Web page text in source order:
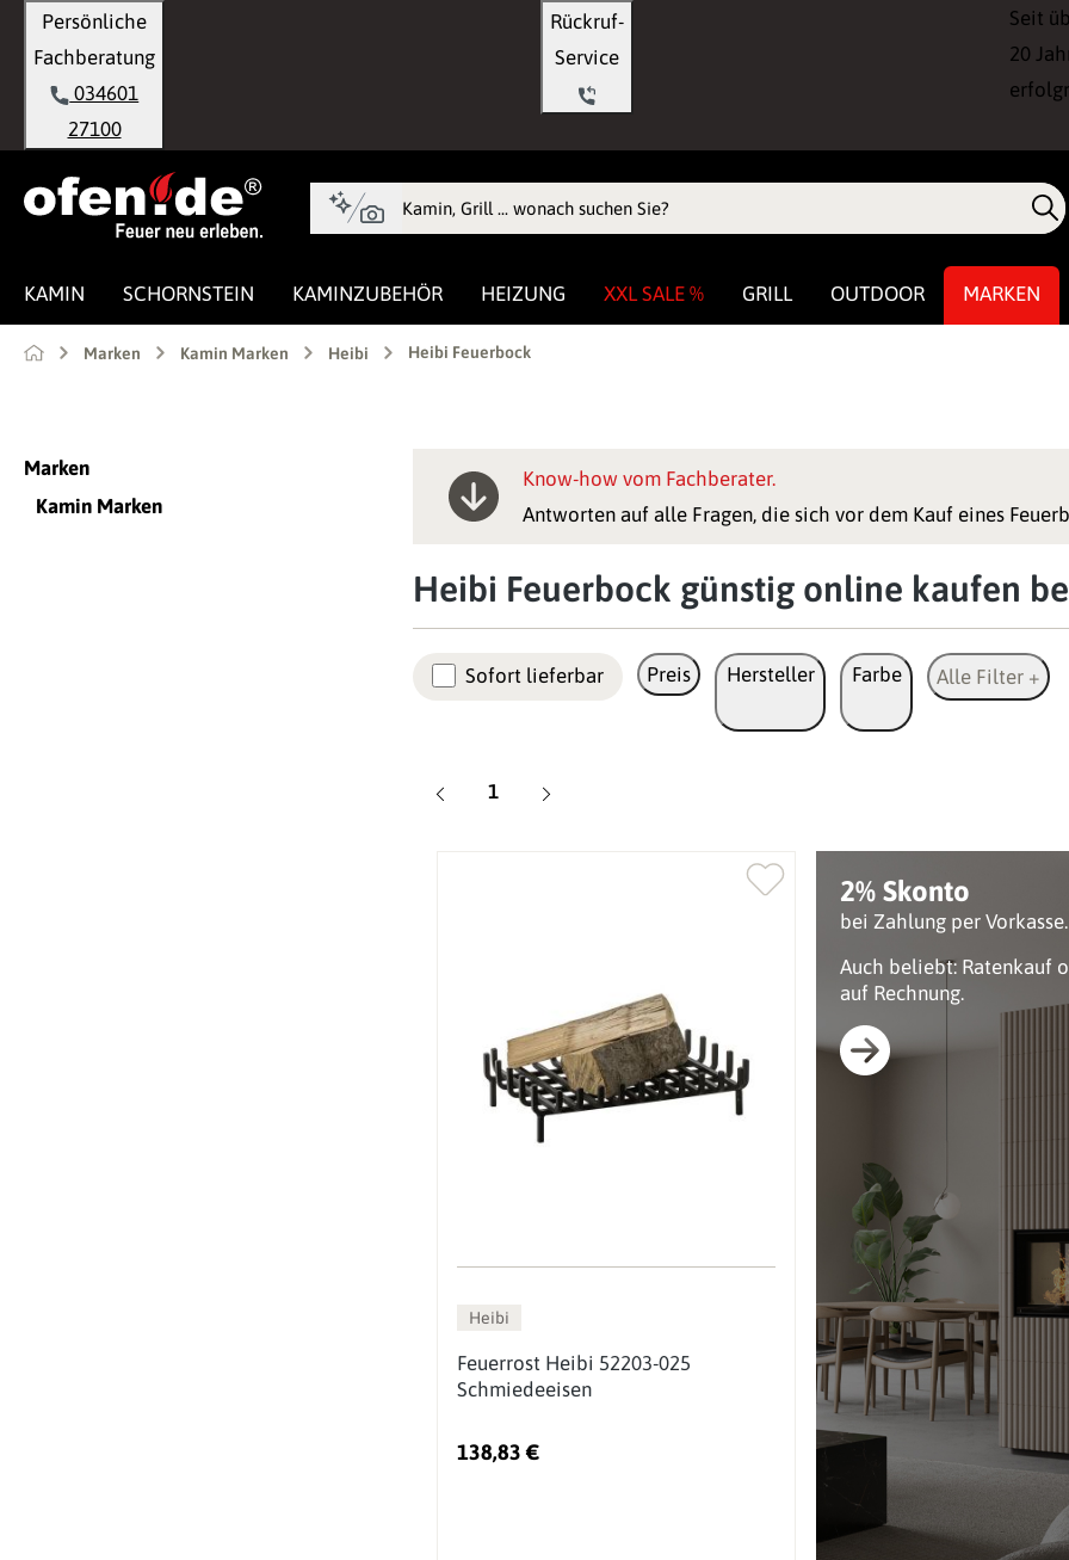
Zur Hauptnavigation springen
Persönliche
Fachberatung
034601
27100
Rückruf-
Seit
20
KAMIN SCHORNSTEIN KAMINZUBEHÖR HEIZUNG XXL SALE % GRILL OUTDOOR MARKEN
Marken Kamin Marken Heibi Heibi Feuerbock
Marken
Kamin Marken
Know-how vom Fachberater.
Antworten auf alle Fragen, die sich vor dem Kauf eines
Heibi Feuerbock günstig online kaufen
Sofort lieferbar Preis Hersteller Farbe Alle Filter +
Seite
1
2% Skonto
bei Zahlung per Vorkasse.
Auch beliebt: Ratenkauf
auf Rechnung.
Heibi
Feuerrost Heibi 52203-025
Schmiedeeisen
138,83 €